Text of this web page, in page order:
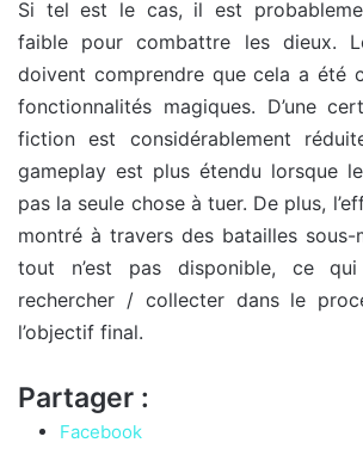
Si tel est le cas, il est
faible pour combattre les dieux.
doivent comprendre que cela a été
fonctionnalités magiques. D’une
fiction est considérablement
gameplay est plus étendu lorsque
pas la seule chose à tuer. De plus,
montré à travers des batailles sous-
tout n’est pas disponible, ce
rechercher / collecter dans le
l’objectif final.
Partager :
Facebook